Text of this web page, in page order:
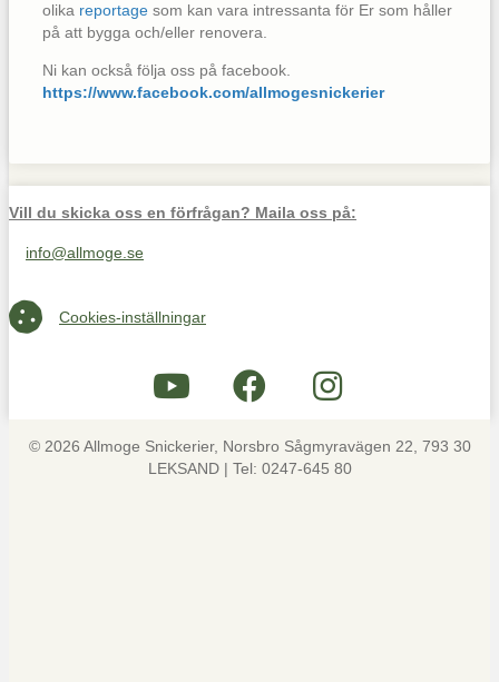
olika reportage som kan vara intressanta för Er som håller
på att bygga och/eller renovera.
Ni kan också följa oss på facebook.
https://www.facebook.com/allmogesnickerier
Vill du skicka oss en förfrågan? Maila oss på:
Maila oss på info@allmoge.se
info@allmoge.se
Cookies-inställningar
Cookies-inställningar
© 2026 Allmoge Snickerier, Norsbro Sågmyravägen 22, 793 30
LEKSAND | Tel: 0247-645 80